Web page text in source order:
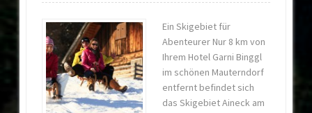
Ein Skigebiet für
Abenteurer Nur 8 km von
Ihrem Hotel Garni Binggl
im schönen Mauterndorf
entfernt befindet sich
das Skigebiet Aineck am